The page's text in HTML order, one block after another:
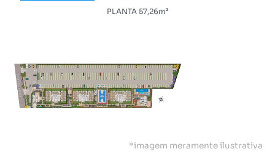
PLANTA 57,26m²
*imagem meramente ilustrativa